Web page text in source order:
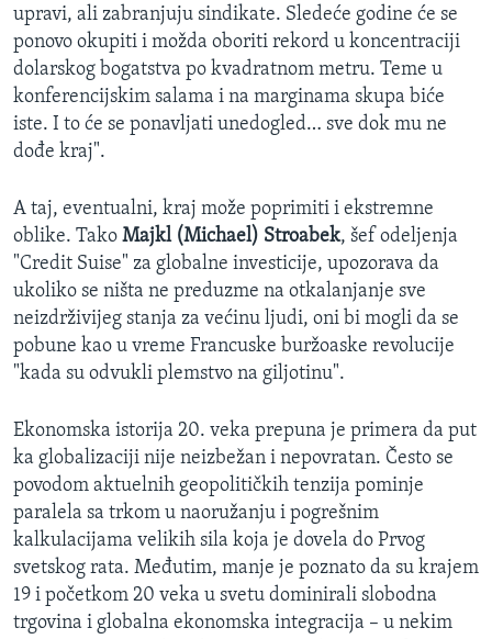
upravi, ali zabranjuju sindikate. Sledeće godine će se
ponovo okupiti i možda oboriti rekord u koncentraciji
dolarskog bogatstva po kvadratnom metru. Teme u
konferencijskim salama i na marginama skupa biće
iste. I to će se ponavljati unedogled… sve dok mu ne
dođe kraj".
A taj, eventualni, kraj može poprimiti i ekstremne
oblike. Tako Majkl (Michael) Stroabek, šef odeljenja
"Credit Suise" za globalne investicije, upozorava da
ukoliko se ništa ne preduzme na otkalanjanje sve
neizdrživijeg stanja za većinu ljudi, oni bi mogli da se
pobune kao u vreme Francuske buržoaske revolucije
"kada su odvukli plemstvo na giljotinu".
Ekonomska istorija 20. veka prepuna je primera da put
ka globalizaciji nije neizbežan i nepovratan. Često se
povodom aktuelnih geopolitičkih tenzija pominje
paralela sa trkom u naoružanju i pogrešnim
kalkulacijama velikih sila koja je dovela do Prvog
svetskog rata. Međutim, manje je poznato da su krajem
19 i početkom 20 veka u svetu dominirali slobodna
trgovina i globalna ekonomska integracija – u nekim